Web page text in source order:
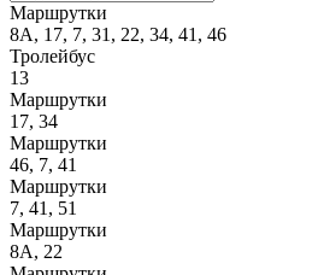
Маршрутки
8А, 17, 7, 31, 22, 34, 41, 46
Тролейбус
13
Маршрутки
17, 34
Маршрутки
46, 7, 41
Маршрутки
7, 41, 51
Маршрутки
8А, 22